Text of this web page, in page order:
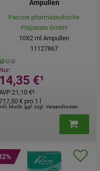
Ampullen
Pascoe pharmazeutische
Präparate GmbH
10X2 ml Ampullen
11127867
Nur:
14,35 €¹
:21,10 €²
MwSt. ggf. zzgl. Versandkosten
€ pro 1 l